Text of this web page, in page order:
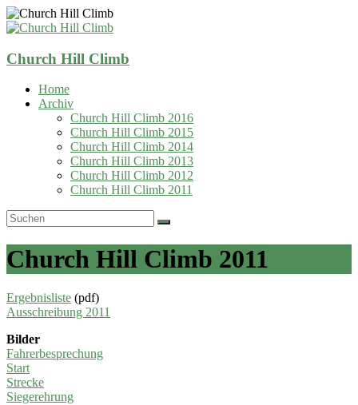
Zum
Inhalt
Church Hill Climb
Home
Archiv
Church Hill Climb 2016
Church Hill Climb 2015
Church Hill Climb 2014
Church Hill Climb 2013
Church Hill Climb 2012
Church Hill Climb 2011
Church Hill Climb 2011
Ergebnisliste (pdf)
Ausschreibung 2011
Bilder
Fahrerbesprechung
Start
Strecke
Siegerehrung